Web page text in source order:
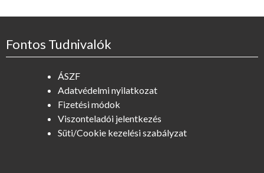
Fontos Tudnivalók
ÁSZF
Adatvédelmi nyilatkozat
Fizetési módok
Viszonteladói jelentkezés
Süti/Cookie kezelési szabályzat